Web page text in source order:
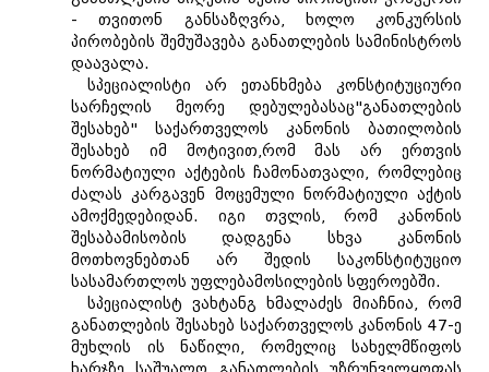
- თვითონ განსაზღვრა, ხოლო კონკურსის
პირობების შემუშავება განათლების სამინისტროს
დაავალა.
სპეციალისტი არ ეთანხმება კონსტიტუციური
სარჩელის მეორე დებულებასაც"განათლების
შესახებ" საქართველოს კანონის ბათილობის
შესახებ იმ მოტივით,რომ მას არ ერთვის
ნორმატიული აქტების ჩამონათვალი, რომლებიც
ძალას კარგავენ მოცემული ნორმატიული აქტის
ამოქმედებიდან. იგი თვლის, რომ კანონის
შესაბამისობის დადგენა სხვა კანონის
მოთხოვნებთან არ შედის საკონსტიტუციო
სასამართლოს უფლებამოსილების სფეროებში.
სპეციალისტ ვახტანგ ხმალაძეს მიაჩნია, რომ
განათლების შესახებ საქართველოს კანონის 47-ე
მუხლის ის ნაწილი, რომელიც სახელმწიფოს